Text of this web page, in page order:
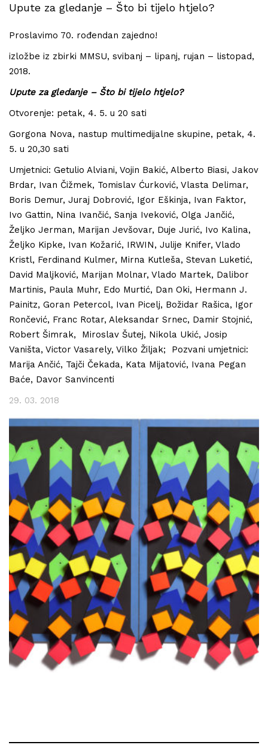
Upute za gledanje – Što bi tijelo htjelo?
Proslavimo 70. rođendan zajedno!
izložbe iz zbirki MMSU, svibanj – lipanj, rujan – listopad,
2018.
Upute za gledanje – Što bi tijelo htjelo?
Otvorenje: petak, 4. 5. u 20 sati
Gorgona Nova, nastup multimedijalne skupine, petak, 4.
5. u 20,30 sati
Umjetnici: Getulio Alviani, Vojin Bakić, Alberto Biasi, Jakov
Brdar, Ivan Čižmek, Tomislav Ćurković, Vlasta Delimar,
Boris Demur, Juraj Dobrović, Igor Eškinja, Ivan Faktor,
Ivo Gattin, Nina Ivančić, Sanja Iveković, Olga Jančić,
Željko Jerman, Marijan Jevšovar, Duje Jurić, Ivo Kalina,
Željko Kipke, Ivan Kožarić, IRWIN, Julije Knifer, Vlado
Kristl, Ferdinand Kulmer, Mirna Kutleša, Stevan Luketić,
David Maljković, Marijan Molnar, Vlado Martek, Dalibor
Martinis, Paula Muhr, Edo Murtić, Dan Oki, Hermann J.
Painitz, Goran Petercol, Ivan Picelj, Božidar Rašica, Igor
Rončević, Franc Rotar, Aleksandar Srnec, Damir Stojnić,
Robert Šimrak, Miroslav Šutej, Nikola Ukić, Josip
Vaništa, Victor Vasarely, Vilko Žiljak; Pozvani umjetnici:
Marija Ančić, Tajči Čekada, Kata Mijatović, Ivana Pegan
Baće, Davor Sanvincenti
29. 03. 2018